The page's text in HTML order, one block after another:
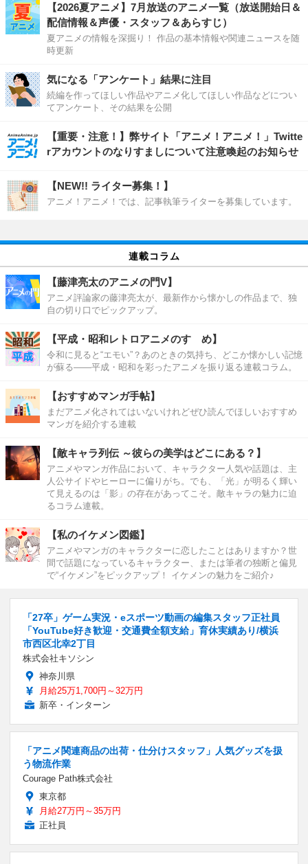
【2026夏アニメ】7月放送のアニメ一覧（放送開始日＆
配信情報＆声優・スタッフ＆あらすじ）
夏アニメの情報を深掘り！ 作品の基本情報や関連ニュースを随
時更新
気になる「アンケート」結果に注目
続編を作ってほしい作品やアニメ化してほしい作品などについ
てアンケート、その結果を公開
【重要・注意！】弊サイト「アニメ！アニメ！」Twitte
rアカウントのなりすましについて注意喚起のお知らせ
【NEW!! ライター募集！】
アニメ！アニメ！では、記事執筆ライターを募集しています。
連載コラム
【藤津亮太のアニメの門V】
アニメ評論家の藤津亮太が、最新作から懐かしの作品まで、独
自の切り口でピックアップ。
【平成・昭和レトロアニメのすゝめ】
令和に見ると“エモい”？あのときの気持ち、どこか懐かしい記憶
が蘇る――平成・昭和を彩ったアニメを振り返る連載コラム。
【おすすめマンガ手帖】
まだアニメ化されてはいないけれどぜひ読んでほしいおすすめ
マンガを紹介する連載
【敵キャラ列伝 ～彼らの美学はどこにある？】
アニメやマンガ作品において、キャラクター人気や話題は、主
人公サイドやヒーローに偏りがち。でも、「光」が明るく輝い
て見えるのは「影」の存在があってこそ。敵キャラの魅力に迫
るコラム連載。
【私のイケメン図鑑】
アニメやマンガのキャラクターに恋したことはありますか？世
間で話題になっているキャラクター、または筆者の独断と偏見
で“イケメン”をピックアップ！ イケメンの魅力をご紹介♪
「27卒」ゲーム実況・eスポーツ動画の編集スタッフ正社員
「YouTube好き歓迎・交通費全額支給」育休実績あり/横浜
市西区北幸2丁目
株式会社キソシン
神奈川県
月給25万1,700円～32万円
新卒・インターン
「アニメ関連商品の出荷・仕分けスタッフ」人気グッズを扱
う物流作業
Courage Path株式会社
東京都
月給27万円～35万円
正社員